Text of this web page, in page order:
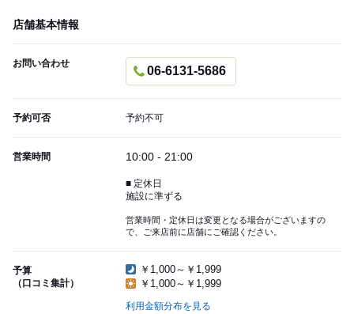
店舗基本情報
お問い合わせ
06-6131-5686
予約可否 予約不可
営業時間 10:00 - 21:00
■ 定休日
施設に準ずる
営業時間・定休日は変更となる場合がございますの
で、ご来店前に店舗にご確認ください。
予算
（口コミ集計）
￥1,000～￥1,999
￥1,000～￥1,999
利用金額分布を見る